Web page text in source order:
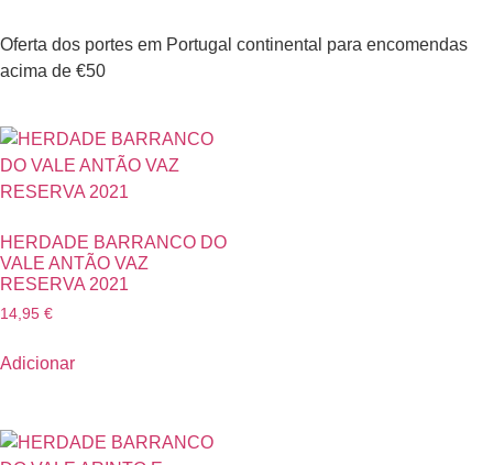
Oferta dos portes em Portugal continental para encomendas
acima de €50
HERDADE BARRANCO DO
VALE ANTÃO VAZ
RESERVA 2021
14,95 €
Adicionar